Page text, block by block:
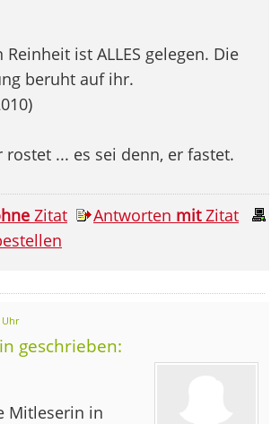
ist ALLES gelegen. Die
beruht auf ihr.
rostet ... es sei denn, er fastet.
Zitat Antworten mitZitat
Uhr
geschrieben:
Mitleserin in